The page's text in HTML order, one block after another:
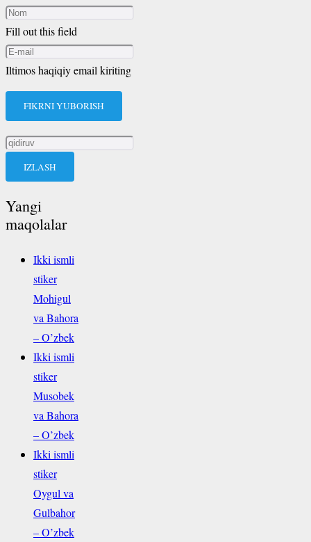
Fill out this field
Iltimos haqiqiy email kiriting
FIKRNI YUBORISH
Qidirshish:
Yangi
maqolalar
Ikki ismli
stiker
Mohigul
va Bahora
– O’zbek
Ikki ismli
stiker
Musobek
va Bahora
– O’zbek
Ikki ismli
stiker
Oygul va
Gulbahor
– O’zbek